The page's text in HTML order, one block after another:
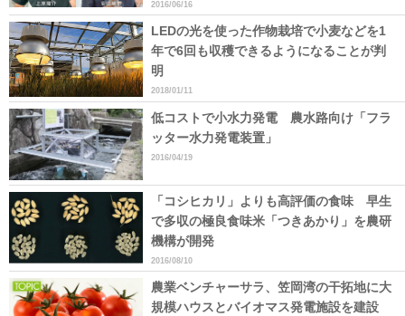
2016/06/16
LEDの光を使った作物栽培で小麦などを1
年で6回も収穫できるようになることが判
明
2018/01/11
低コストで小水力発電 農水路向け「フラ
ッター水力発電装置」
2016/04/19
「コシヒカリ」よりも高評価の食味 早生
で多収の極良食味米「つきあかり」を農研
機構が開発
2016/08/10
農業ベンチャーサラ、笠岡湾の干拓地に大
規模ハウスとバイオマス発電施設を建設